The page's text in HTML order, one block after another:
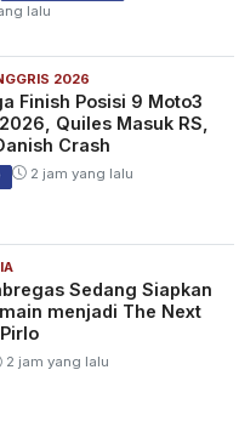
lalu
2026
Finish Posisi 9 Moto3
Quiles Masuk RS,
Crash
2 jam yang lalu
Sedang Siapkan
menjadi The Next
2 jam yang lalu